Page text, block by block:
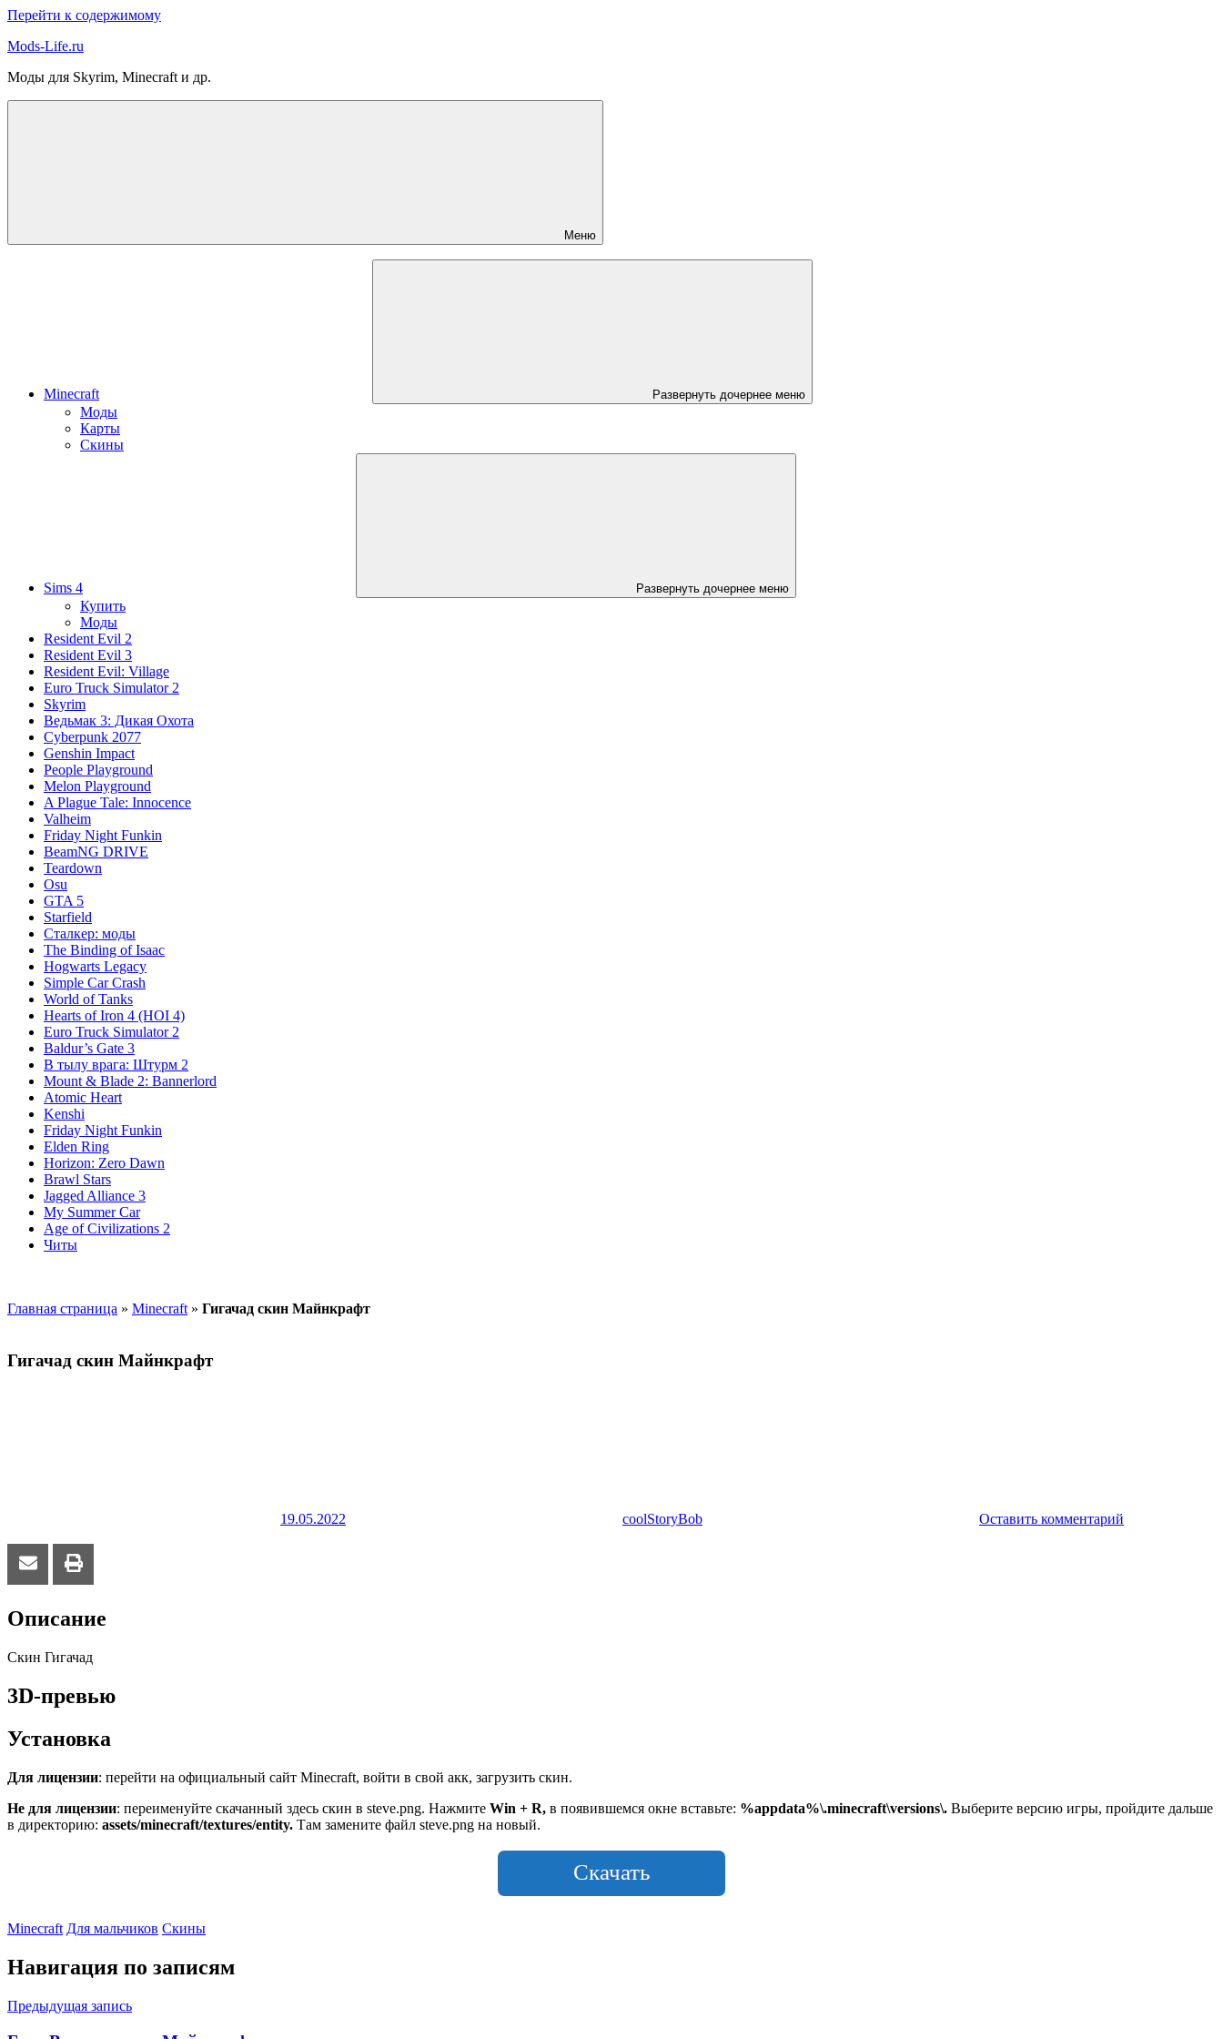
Перейти к содержимому
Mods-Life.ru
Моды для Skyrim, Minecraft и др.
Меню
Minecraft Развернуть дочернее меню
Моды
Карты
Скины
Sims 4 Развернуть дочернее меню
Купить
Моды
Resident Evil 2
Resident Evil 3
Resident Evil: Village
Euro Truck Simulator 2
Skyrim
Ведьмак 3: Дикая Охота
Cyberpunk 2077
Genshin Impact
People Playground
Melon Playground
A Plague Tale: Innocence
Valheim
Friday Night Funkin
BeamNG DRIVE
Teardown
Osu
GTA 5
Starfield
Сталкер: моды
The Binding of Isaac
Hogwarts Legacy
Simple Car Crash
World of Tanks
Hearts of Iron 4 (HOI 4)
Euro Truck Simulator 2
Baldur’s Gate 3
В тылу врага: Штурм 2
Mount & Blade 2: Bannerlord
Atomic Heart
Kenshi
Friday Night Funkin
Elden Ring
Horizon: Zero Dawn
Brawl Stars
Jagged Alliance 3
My Summer Car
Age of Civilizations 2
Читы
Главная страница » Minecraft » Гигачад скин Майнкрафт
Гигачад скин Майнкрафт
19.05.2022 coolStoryBob Оставить комментарий
Описание
Скин Гигачад
3D-превью
Установка
Для лицензии: перейти на официальный сайт Minecraft, войти в свой акк, загрузить скин.
Не для лицензии: переименуйте скачанный здесь скин в steve.png. Нажмите Win + R, в появившемся окне вставьте: %appdata%\.minecraft\versions\. Выберите версию игры, пройдите дальше
в директорию: assets/minecraft/textures/entity. Там замените файл steve.png на новый.
Скачать
Minecraft Для мальчиков Скины
Навигация по записям
Предыдущая запись